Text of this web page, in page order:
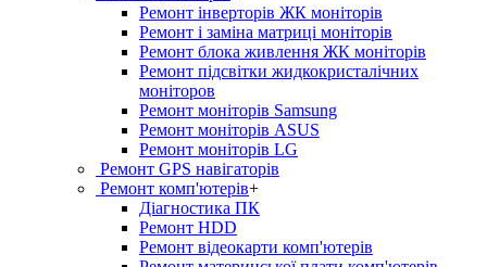
Ремонт інверторів ЖК моніторів
Ремонт і заміна матриці моніторів
Ремонт блока живлення ЖК моніторів
Ремонт підсвітки жидкокристалічних
моніторов
Ремонт моніторів Samsung
Ремонт моніторів ASUS
Ремонт моніторів LG
Ремонт GPS навігаторів
Ремонт комп'ютерів+
Діагностика ПК
Ремонт HDD
Ремонт відеокарти комп'ютерів